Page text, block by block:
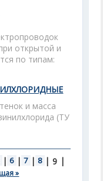
открытой и
по типам:
и масса
(ТУ
| 6 | 7 | 8 | 9 |
»